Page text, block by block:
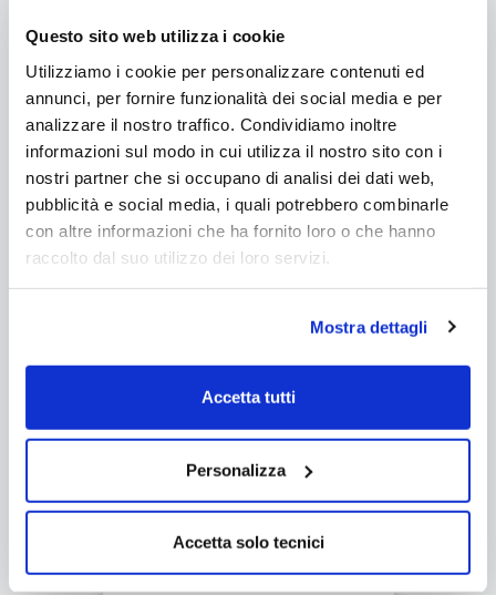
Questo sito web utilizza i cookie
Utilizziamo i cookie per personalizzare contenuti ed
annunci, per fornire funzionalità dei social media e per
analizzare il nostro traffico. Condividiamo inoltre
informazioni sul modo in cui utilizza il nostro sito con i
nostri partner che si occupano di analisi dei dati web,
pubblicità e social media, i quali potrebbero combinarle
con altre informazioni che ha fornito loro o che hanno
raccolto dal suo utilizzo dei loro servizi.
Mostra dettagli
Accetta tutti
Personalizza
Accetta solo tecnici
VOGUE in PVC-P armato, a
rotoli da 25 x h 1,65 m
da €2.035,00
Aggiungi al carrello